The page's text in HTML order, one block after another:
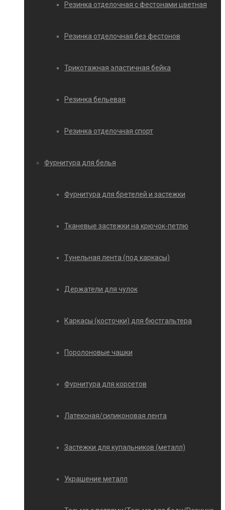
Резинка отделочная с фестонами цветная
Резинка отделочная без фестонов
Трикотажная эластичная бейка
Резинка бельевая
Резинка отделочная спорт
Фурнитура для белья
Фурнитура для бретелей и застежки
Тканевые застежки на крючок-петлю
Тунельная лента (под каркасы)
Держатели для чулок
Каркасы (косточки) для бюстгальтера
Поролоновые чашки
Фурнитура для корсетов
Латексная/силиконовая лента
Застежки для купальников (металл)
Украшение металл